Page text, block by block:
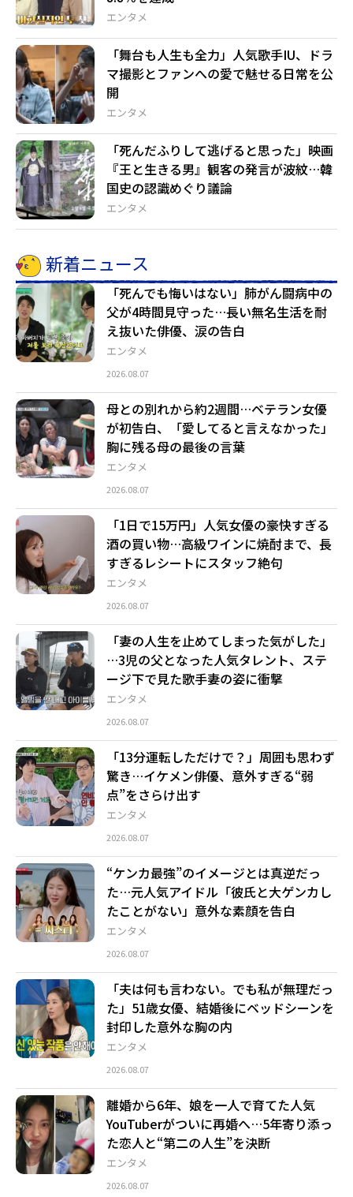
エンタメ
エンタメ
「舞台も人生も全力」人気歌手IU、ドラ
マ撮影とファンへの愛で魅せる日常を公
開
エンタメ
「死んだふりして逃げると思った」映画
『王と生きる男』観客の発言が波紋…韓
国史の認識めぐり議論
新着ニュース
エンタメ
「死んでも悔いはない」肺がん闘病中の
父が4時間見守った…長い無名生活を耐
え抜いた俳優、涙の告白
2026.08.07
エンタメ
母との別れから約2週間…ベテラン女優
が初告白、「愛してると言えなかった」
胸に残る母の最後の言葉
2026.08.07
エンタメ
「1日で15万円」人気女優の豪快すぎる
酒の買い物…高級ワインに焼酎まで、長
すぎるレシートにスタッフ絶句
2026.08.07
エンタメ
「妻の人生を止めてしまった気がした」
…3児の父となった人気タレント、ステ
ージ下で見た歌手妻の姿に衝撃
2026.08.07
エンタメ
「13分運転しただけで？」周囲も思わず
驚き…イケメン俳優、意外すぎる“弱
点”をさらけ出す
2026.08.07
エンタメ
“ケンカ最強”のイメージとは真逆だっ
た…元人気アイドル「彼氏と大ゲンカし
たことがない」意外な素顔を告白
2026.08.07
エンタメ
「夫は何も言わない。でも私が無理だっ
た」51歳女優、結婚後にベッドシーンを
封印した意外な胸の内
2026.08.07
エンタメ
離婚から6年、娘を一人で育てた人気
YouTuberがついに再婚へ…5年寄り添っ
た恋人と“第二の人生”を決断
2026.08.07